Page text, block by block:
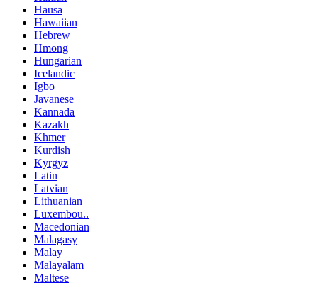
Hausa
Hawaiian
Hebrew
Hmong
Hungarian
Icelandic
Igbo
Javanese
Kannada
Kazakh
Khmer
Kurdish
Kyrgyz
Latin
Latvian
Lithuanian
Luxembou..
Macedonian
Malagasy
Malay
Malayalam
Maltese